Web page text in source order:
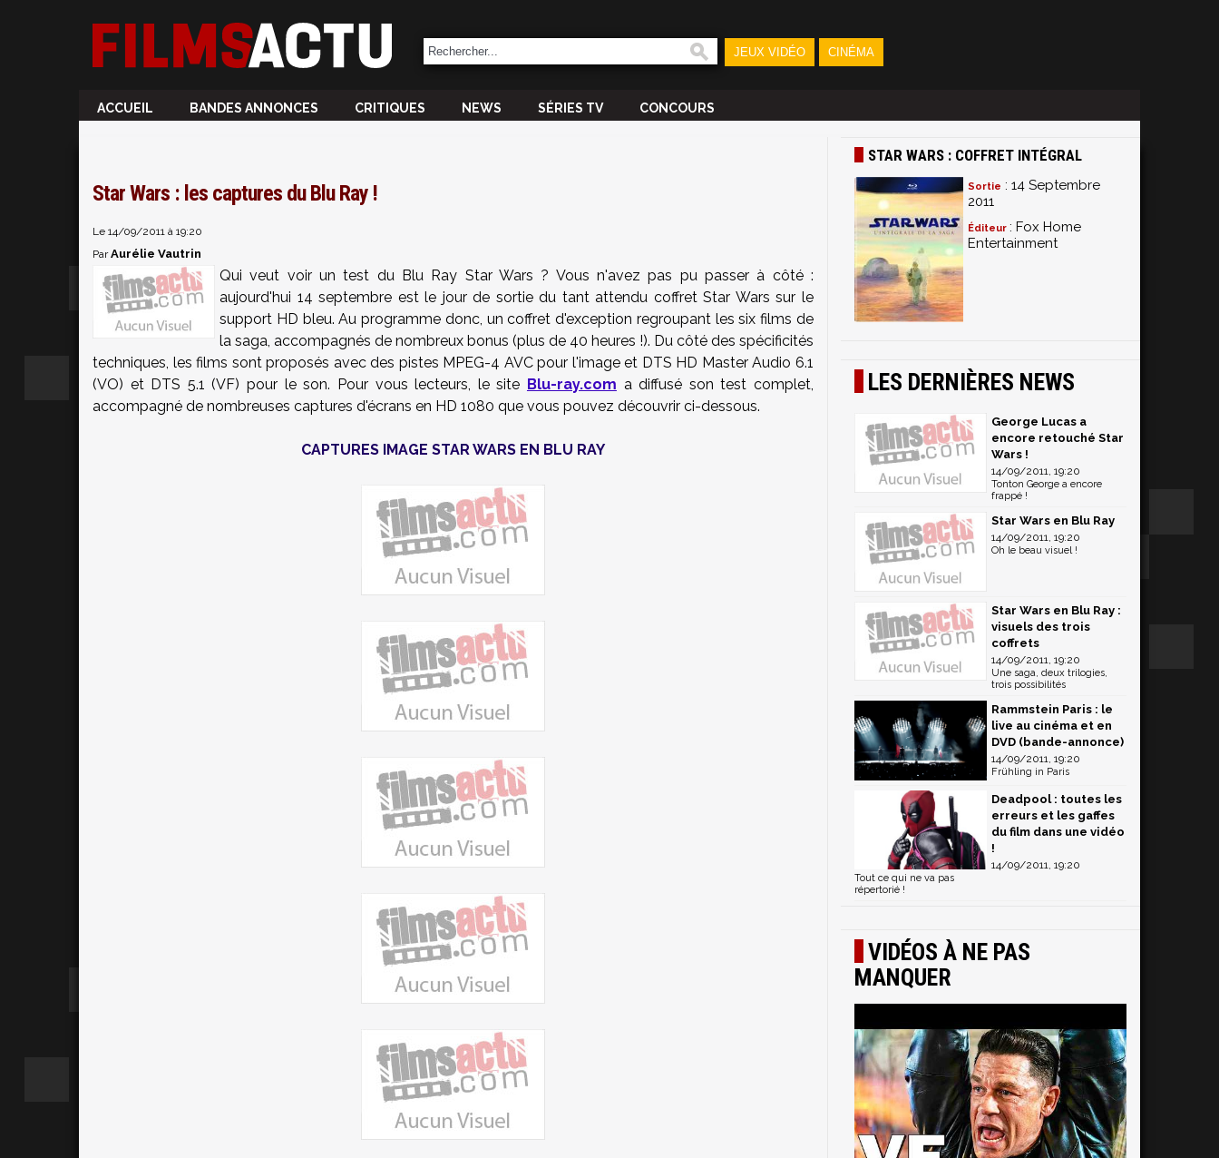
JEUX VIDÉO CINÉMA
ACCUEIL BANDES ANNONCES CRITIQUES NEWS SÉRIES TV CONCOURS
Star Wars : les captures du Blu Ray !
Le 14/09/2011 à 19:20
ParAurélie Vautrin
Qui veut voir un test du Blu Ray Star Wars ? Vous n'avez pas pu passer à côté :
aujourd'hui 14 septembre est le jour de sortie du tant attendu coffret Star Wars sur le
support HD bleu. Au programme donc, un coffret d'exception regroupant les six films de
la saga, accompagnés de nombreux bonus (plus de 40 heures !). Du côté des spécificités
techniques, les films sont proposés avec des pistes MPEG-4 AVC pour l'image et DTS HD Master Audio 6.1
(VO) et DTS 5.1 (VF) pour le son. Pour vous lecteurs, le site Blu-ray.com a diffusé son test complet,
accompagné de nombreuses captures d'écrans en HD 1080 que vous pouvez découvrir ci-dessous.
CAPTURES IMAGE STAR WARS EN BLU RAY
STAR WARS : COFFRET INTÉGRAL
Sortie : 14 Septembre
2011
Éditeur : Fox Home
Entertainment
LES DERNIÈRES NEWS
George Lucas a
encore retouché Star
Wars !
14/09/2011, 19:20
Tonton George a encore
frappé !
Star Wars en Blu Ray
14/09/2011, 19:20
Oh le beau visuel !
Star Wars en Blu Ray :
visuels des trois
coffrets
14/09/2011, 19:20
Une saga, deux trilogies,
trois possibilités
Rammstein Paris : le
live au cinéma et en
DVD (bande-annonce)
14/09/2011, 19:20
Frühling in Paris
Deadpool : toutes les
erreurs et les gaffes
du film dans une vidéo
!
14/09/2011, 19:20
Tout ce qui ne va pas
répertorié !
VIDÉOS À NE PAS
MANQUER